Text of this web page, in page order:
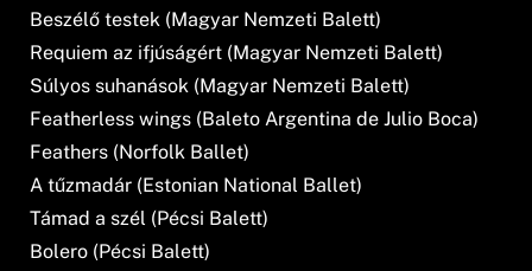
Beszélő testek (Magyar Nemzeti Balett)
Requiem az ifjúságért (Magyar Nemzeti Balett)
Súlyos suhanások (Magyar Nemzeti Balett)
Featherless wings (Baleto Argentina de Julio Boca)
Feathers (Norfolk Ballet)
A tűzmadár (Estonian National Ballet)
Támad a szél (Pécsi Balett)
Bolero (Pécsi Balett)